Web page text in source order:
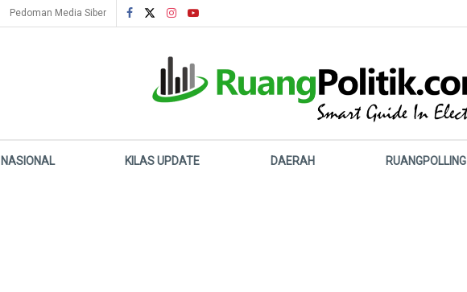
Pedoman Media Siber
NASIONAL KILAS UPDATE DAERAH RUANGPOLLING